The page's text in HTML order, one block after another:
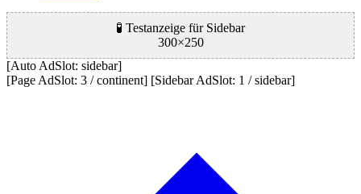
🧪 Testanzeige für Sidebar
300×250
[Auto AdSlot: sidebar]
[Page AdSlot: 3 / continent] [Sidebar AdSlot: 1 / sidebar]